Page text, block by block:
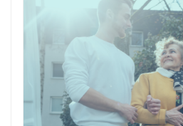
Perspectives de carrière
Avantages